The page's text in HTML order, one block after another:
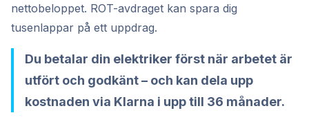
nettobeloppet. ROT-avdraget kan spara dig
tusenlappar på ett uppdrag.
Du betalar din elektriker först när arbetet är
utfört och godkänt – och kan dela upp
kostnaden via Klarna i upp till 36 månader.